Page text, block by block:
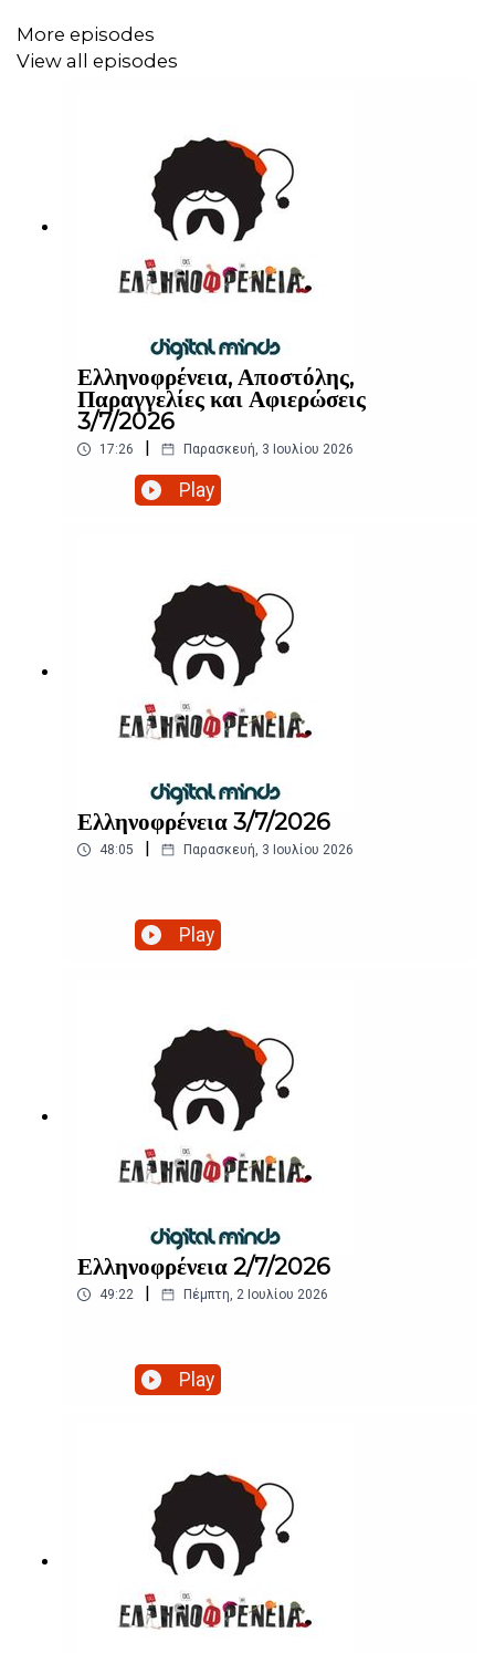
More episodes
View all episodes
Ελληνοφρένεια, Αποστόλης,
Παραγγελίες και Αφιερώσεις
3/7/2026
17:26 Παρασκευή, 3 Ιουλίου 2026
Play
Ελληνοφρένεια 3/7/2026
48:05 Παρασκευή, 3 Ιουλίου 2026
Play
Ελληνοφρένεια 2/7/2026
49:22 Πέμπτη, 2 Ιουλίου 2026
Play